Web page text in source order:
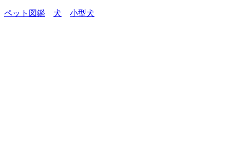
ペット図鑑 犬 小型犬